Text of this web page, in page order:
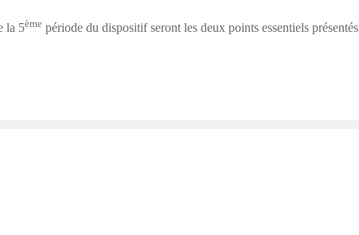
la 5ème période du dispositifseront les deux points essentiels présentés